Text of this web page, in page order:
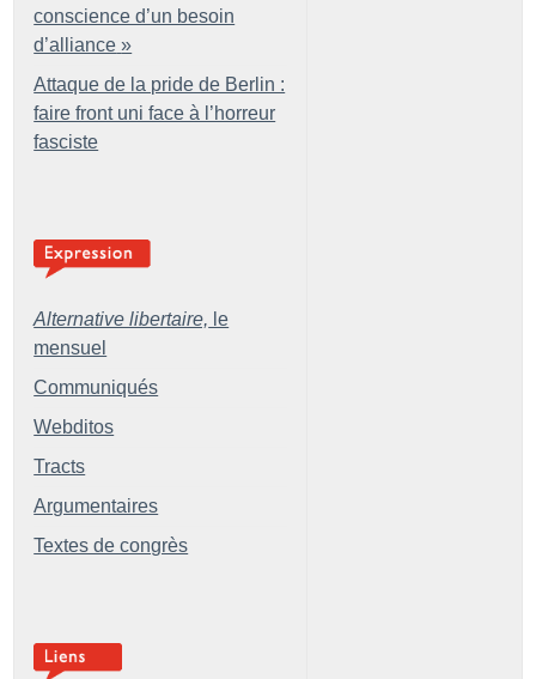
conscience d’un besoin
d’alliance »
Attaque de la pride de Berlin :
faire front uni face à l’horreur
fasciste
Alternative libertaire, le
mensuel
Communiqués
Webditos
Tracts
Argumentaires
Textes de congrès